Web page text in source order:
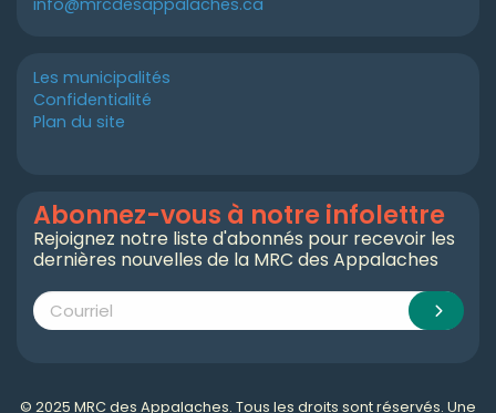
info@mrcdesappalaches.ca
Les municipalités
Confidentialité
Plan du site
Abonnez-vous à notre infolettre
Rejoignez notre liste d'abonnés pour recevoir les
dernières nouvelles de la MRC des Appalaches
© 2025 MRC des Appalaches. Tous les droits sont réservés. Une